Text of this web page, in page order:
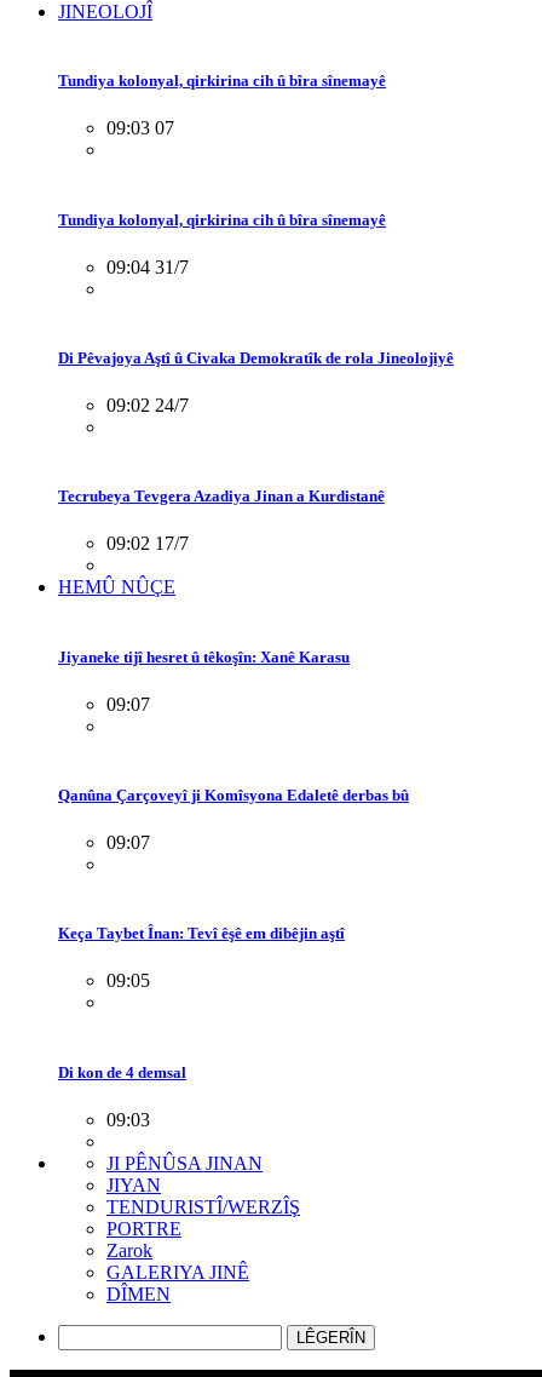
JINEOLOJÎ
Tundiya kolonyal, qirkirina cih û bîra sînemayê
09:03 07
Tundiya kolonyal, qirkirina cih û bîra sînemayê
09:04 31/7
Di Pêvajoya Aştî û Civaka Demokratîk de rola Jineolojiyê
09:02 24/7
Tecrubeya Tevgera Azadiya Jinan a Kurdistanê
09:02 17/7
HEMÛ NÛÇE
Jiyaneke tijî hesret û têkoşîn: Xanê Karasu
09:07
Qanûna Çarçoveyî ji Komîsyona Edaletê derbas bû
09:07
Keça Taybet Înan: Tevî êşê em dibêjin aştî
09:05
Di kon de 4 demsal
09:03
JI PÊNÛSA JINAN
JIYAN
TENDURISTÎ/WERZÎŞ
PORTRE
Zarok
GALERIYA JINÊ
DÎMEN
LÊGERÎN